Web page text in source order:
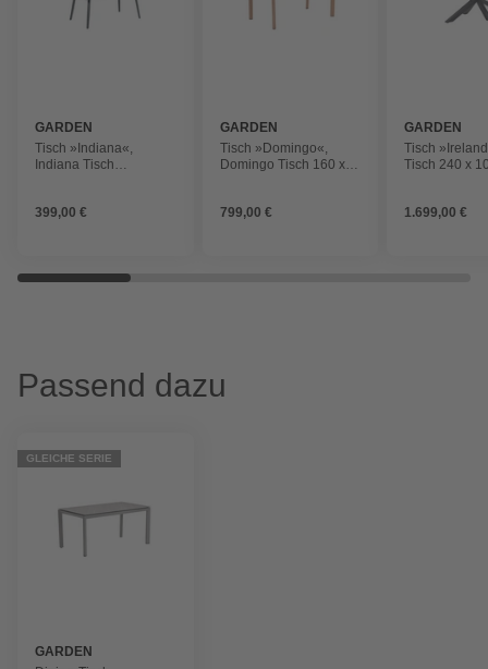
GARDEN
IMPRESSIONS
Tisch »Indiana«,
Indiana Tisch
100 x H72 cm carbon
399,00 €
GARDEN
IMPRESSIONS
Tisch »Domingo«,
Domingo Tisch 160 x
sand
799,00 €
GARDEN
Tisch
Tisch 240 x
bronze
1.699,00 €
Passend dazu
GLEICHE SERIE
GARDEN